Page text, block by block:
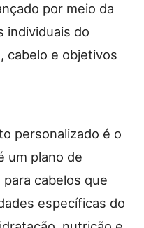
por meio da
individuais do
cabelo e objetivos
personalizado é o
um plano de
cabelos que
específicas do